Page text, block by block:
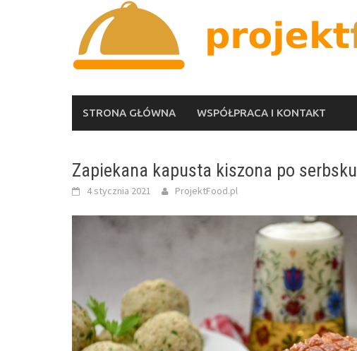
STRONA GŁÓWNA WSPÓŁPRACA I KONTAKT
Zapiekana kapusta kiszona po serbsku
4 stycznia 2021 ProjektFood.pl